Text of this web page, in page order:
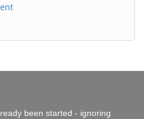
been started - ignoring